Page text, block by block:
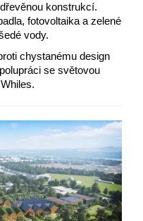
konstrukcí.
fotovoltaika a zelené
vody.
chystanému design
se světovou